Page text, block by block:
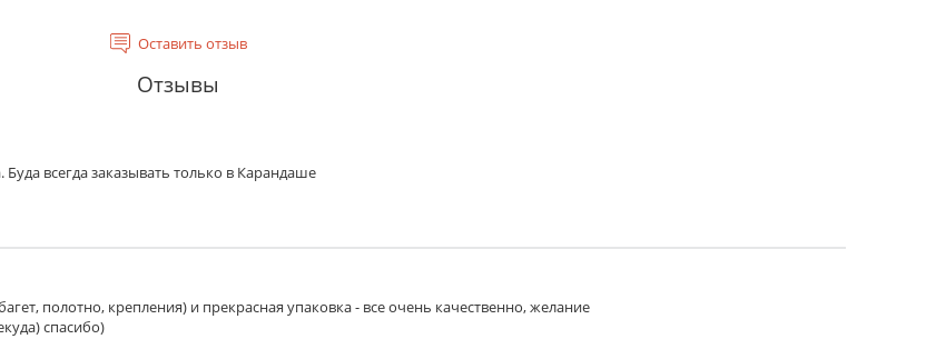
Оставить отзыв
Отзывы
всегда заказывать только в Карандаше
полотно, крепления) и прекрасная упаковка - все очень качественно, желание
спасибо)